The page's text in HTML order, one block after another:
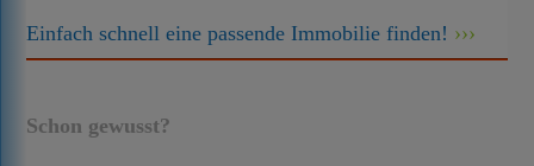
Einfach schnell eine passende Immobilie finden!
Schon gewusst?